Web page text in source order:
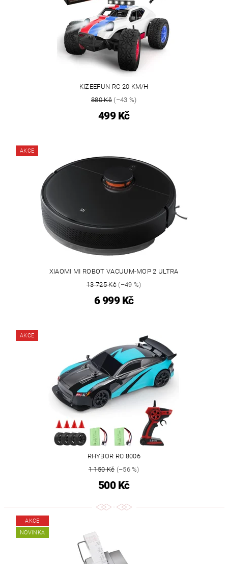
KIZEEFUN RC 20 KM/H
880 Kč(–43 %)
499 Kč
AKCE
XIAOMI MI ROBOT VACUUM-MOP 2 ULTRA
13 725 Kč(–49 %)
6 999 Kč
AKCE
RHYBOR RC 8006
1 150 Kč(–56 %)
500 Kč
AKCE
NOVINKA